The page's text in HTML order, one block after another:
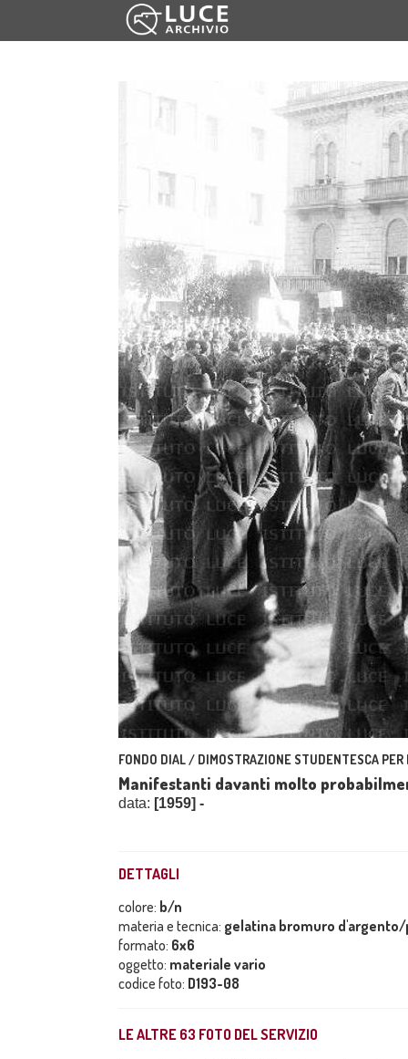
FONDO DIAL / DIMOSTRAZIONE STUDENTESCA
Manifestanti davanti molto
data: [1959] -
DETTAGLI
colore: b/n
materia e tecnica: gelatina bromuro
formato: 6x6
oggetto: materiale vario
codice foto: D193-08
LE ALTRE 63 FOTO DEL SERVIZIO